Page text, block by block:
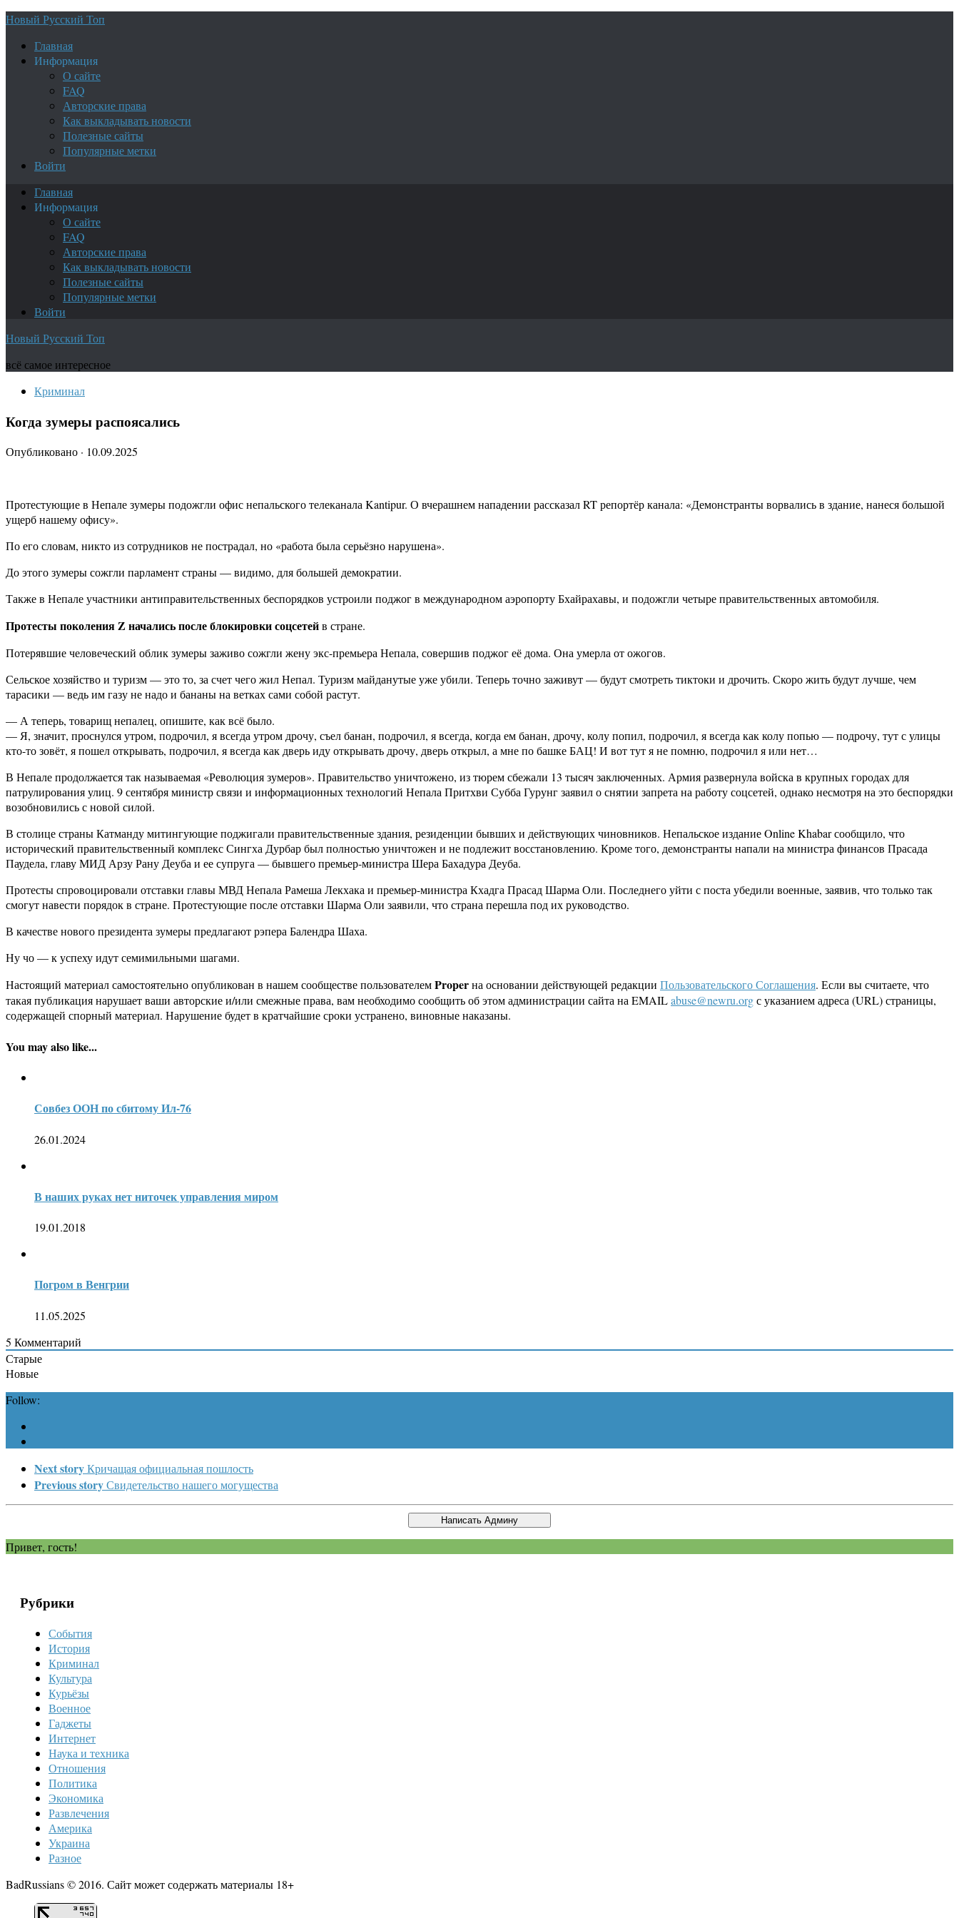
Новый Русский Топ
Главная
Информация
О сайте
FAQ
Авторские права
Как выкладывать новости
Полезные сайты
Популярные метки
Войти
Главная
Информация
О сайте
FAQ
Авторские права
Как выкладывать новости
Полезные сайты
Популярные метки
Войти
Новый Русский Топ
всё самое интересное
Криминал
Когда зумеры распоясались
Опубликовано · 10.09.2025
Протестующие в Непале зумеры подожгли офис непальского телеканала Kantipur. О вчерашнем нападении рассказал RT репортёр канала: «Демонстранты ворвались в здание, нанеся большой
ущерб нашему офису».
По его словам, никто из сотрудников не пострадал, но «работа была серьёзно нарушена».
До этого зумеры сожгли парламент страны — видимо, для большей демократии.
Также в Непале участники антиправительственных беспорядков устроили поджог в международном аэропорту Бхайрахавы, и подожгли четыре правительственных автомобиля.
Протесты поколения Z начались после блокировки соцсетейв стране.
Потерявшие человеческий облик зумеры заживо сожгли жену экс-премьера Непала, совершив поджог её дома. Она умерла от ожогов.
Сельское хозяйство и туризм — это то, за счет чего жил Непал. Туризм майданутые уже убили. Теперь точно заживут — будут смотреть тиктоки и дрочить. Скоро жить будут лучше, чем
тарасики — ведь им газу не надо и бананы на ветках сами собой растут.
— А теперь, товарищ непалец, опишите, как всё было.
— Я, значит, проснулся утром, подрочил, я всегда утром дрочу, съел банан, подрочил, я всегда, когда ем банан, дрочу, колу попил, подрочил, я всегда как колу попью — подрочу, тут с улицы
кто-то зовёт, я пошел открывать, подрочил, я всегда как дверь иду открывать дрочу, дверь открыл, а мне по башке БАЦ! И вот тут я не помню, подрочил я или нет…
В Непале продолжается так называемая «Революция зумеров». Правительство уничтожено, из тюрем сбежали 13 тысяч заключенных. Армия развернула войска в крупных городах для
патрулирования улиц. 9 сентября министр связи и информационных технологий Непала Притхви Субба Гурунг заявил о снятии запрета на работу соцсетей, однако несмотря на это беспорядки
возобновились с новой силой.
В столице страны Катманду митингующие поджигали правительственные здания, резиденции бывших и действующих чиновников. Непальское издание Online Khabar сообщило, что
исторический правительственный комплекс Сингха Дурбар был полностью уничтожен и не подлежит восстановлению. Кроме того, демонстранты напали на министра финансов Прасада
Паудела, главу МИД Арзу Рану Деуба и ее супруга — бывшего премьер-министра Шера Бахадура Деуба.
Протесты спровоцировали отставки главы МВД Непала Рамеша Лекхака и премьер-министра Кхадга Прасад Шарма Оли. Последнего уйти с поста убедили военные, заявив, что только так
смогут навести порядок в стране. Протестующие после отставки Шарма Оли заявили, что страна перешла под их руководство.
В качестве нового президента зумеры предлагают рэпера Балендра Шаха.
Ну чо — к успеху идут семимильными шагами.
Настоящий материал самостоятельно опубликован в нашем сообществе пользователемProperна основании действующей редакции Пользовательского Соглашения. Если вы считаете, что
такая публикация нарушает ваши авторские и/или смежные права, вам необходимо сообщить об этом администрации сайта на EMAILabuse@newru.orgс указанием адреса (URL) страницы,
содержащей спорный материал. Нарушение будет в кратчайшие сроки устранено, виновные наказаны.
You may also like...
Совбез ООН по сбитому Ил-76
26.01.2024
В наших руках нет ниточек управления миром
19.01.2018
Погром в Венгрии
11.05.2025
5 Комментарий
Старые
Новые
Follow:
Next storyКричащая официальная пошлость
Previous storyСвидетельство нашего могущества
Привет, гость!
Рубрики
События
История
Криминал
Культура
Курьёзы
Военное
Гаджеты
Интернет
Наука и техника
Отношения
Политика
Экономика
Развлечения
Америка
Украина
Разное
BadRussians © 2016. Сайт может содержать материалы 18+